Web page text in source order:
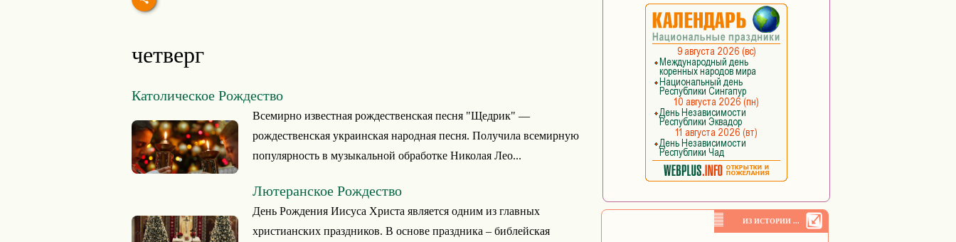
четверг
Католическое Рождество
Всемирно известная рождественская песня "Щедрик" —
рождественская украинская народная песня. Получила всемирную
популярность в музыкальной обработке Николая Лео...
Лютеранское Рождество
День Рождения Иисуса Христа является одним из главных
христианских праздников. В основе праздника – библейская
ИЗ ИСТОРИИ ...